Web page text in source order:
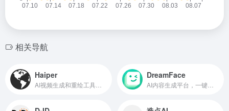
相关导航
Haiper DreamFace